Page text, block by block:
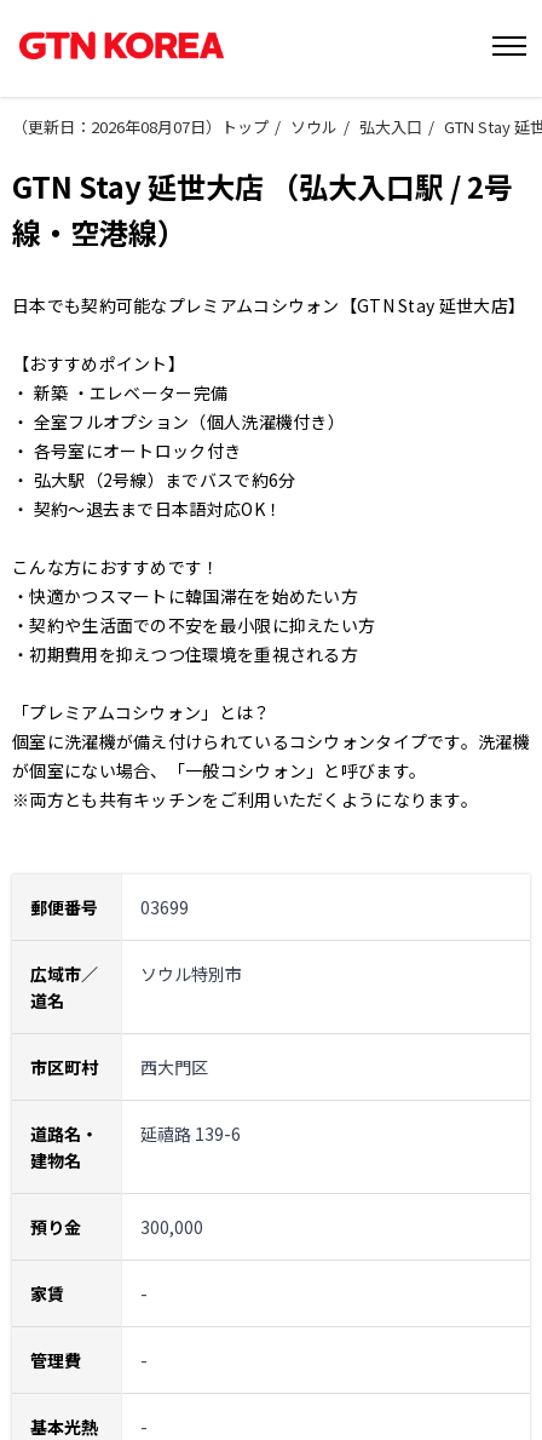
（更新日：2026年08月07日） トップ ソウル 弘大入口 GTN Stay 延
GTN Stay 延世大店 （弘大入口駅 / 2号
線・空港線）
日本でも契約可能なプレミアムコシウォン【GTN Stay 延世大店】
【おすすめポイント】
・ 新築 ・エレベーター完備
・ 全室フルオプション（個人洗濯機付き）
・ 各号室にオートロック付き
・ 弘大駅（2号線）までバスで約6分
・ 契約〜退去まで日本語対応OK！
こんな方におすすめです！
・快適かつスマートに韓国滞在を始めたい方
・契約や生活面での不安を最小限に抑えたい方
・初期費用を抑えつつ住環境を重視される方
「プレミアムコシウォン」とは？
個室に洗濯機が備え付けられているコシウォンタイプです。洗濯機
が個室にない場合、「一般コシウォン」と呼びます。
※両方とも共有キッチンをご利用いただくようになります。
郵便番号 03699
広域市／
道名
ソウル特別市
市区町村 西大門区
道路名・
建物名
延禧路 139-6
預り金 300,000
家賃 -
管理費 -
基本光熱
-